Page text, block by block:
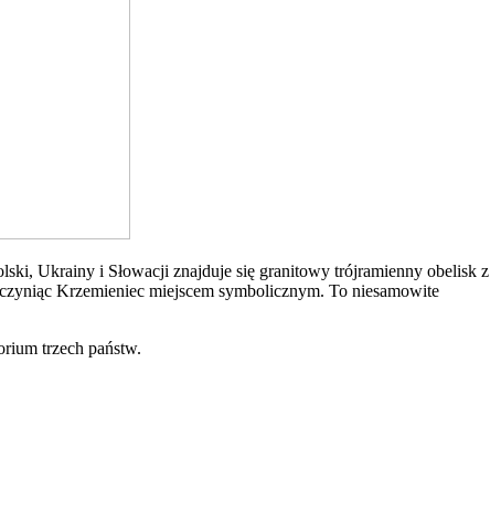
Ukrainy i Słowacji znajduje się granitowy trójramienny obelisk z
Krzemieniec miejscem symbolicznym. To niesamowite
trzech państw.